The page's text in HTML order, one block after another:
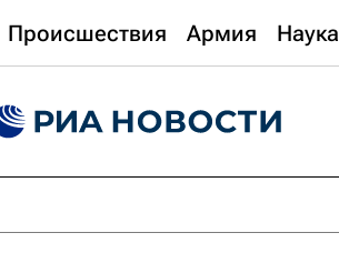
Происшествия Армия Наука